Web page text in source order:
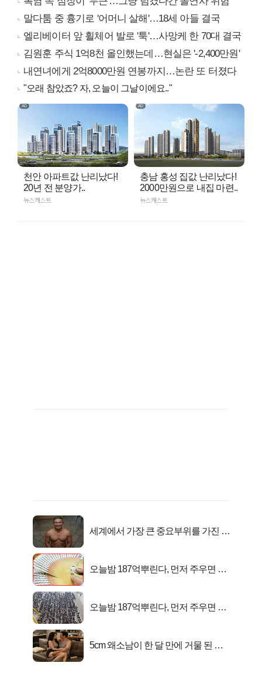
말다툼 중 흉기로 '어머니 살해'…18세 아들 결국
엘리베이터 앞 휠체어 발로 '툭'…사망케 한 70대 결국
김원훈 주식 1억8천 올인했는데…현실은 '-2,400만원'
내연녀에게 2억8000만원 연봉까지…논란 또 터졌다
"오래 참았죠? 자, 오늘이 그날이에요.."
천안 아파트값 난리났다!
20년 전 분양가..
뉴스캐스트
충남 홍성 집값 난리났다!
2000만원으로 내집 마련..
뉴스캐스트
세계에서 가장 큰 중요부위를 가진 남
오늘밤 187억뿌린다, 먼저 주우면 최
오늘밤 187억뿌린다, 먼저 주우면 최
5cm 왜소남이 한 달 만에 거물 된 사